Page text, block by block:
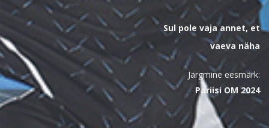
Järgmine eesmärk:
Pariisi OM 2024
Sul pole vaja annet, et
vaeva näha